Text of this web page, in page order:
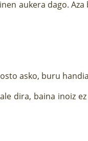
aukera dago. Aza
asko, buru
dira, baina inoiz